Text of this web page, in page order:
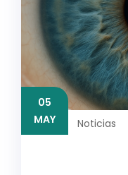
05
MAY
Noticias